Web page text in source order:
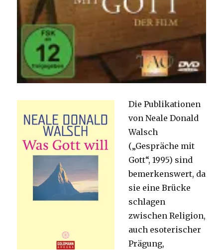
Die Publikationen
von Neale Donald
Walsch
(„Gespräche mit
Gott“, 1995) sind
bemerkenswert, da
sie eine Brücke
schlagen
zwischen Religion,
auch esoterischer
Prägung,